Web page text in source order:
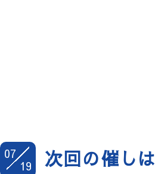
07
19
次回の催しは